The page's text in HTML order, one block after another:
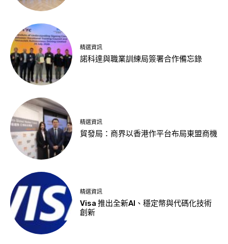
精選資訊
諾科達與職業訓練局簽署合作備忘錄
精選資訊
貿發局：商界以香港作平台布局東盟商機
精選資訊
Visa 推出全新AI、穩定幣與代碼化技術
創新